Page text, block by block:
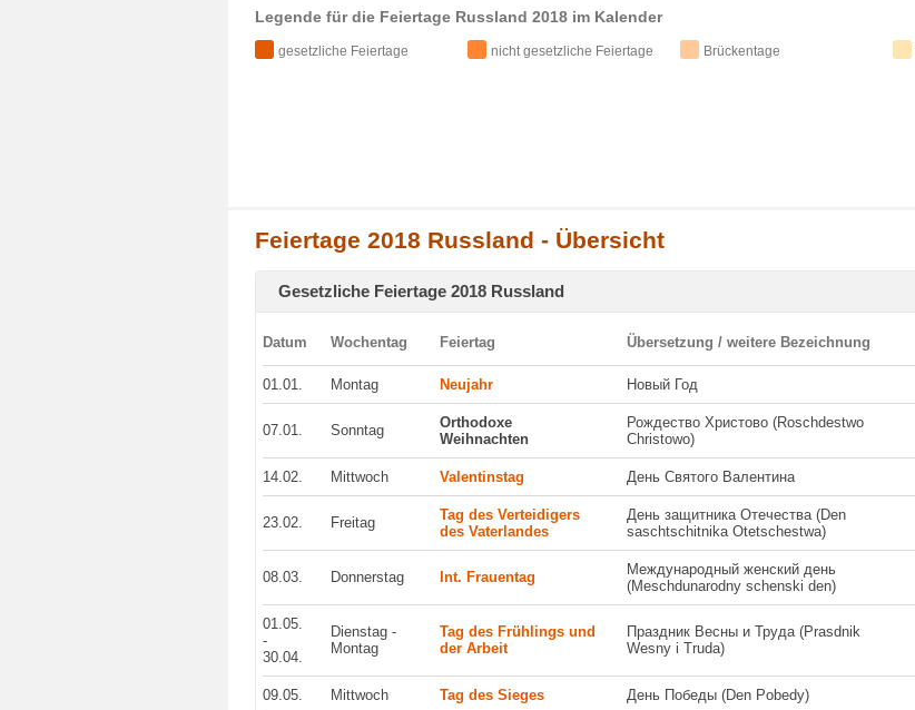
Legende für die Feiertage Russland 2018 im Kalender
gesetzliche Feiertage nicht gesetzliche Feiertage Brückentage
Feiertage 2018 Russland - Übersicht
Gesetzliche Feiertage 2018 Russland
Datum Wochentag Feiertag Übersetzung / weitere Bezeichnung
01.01. Montag Neujahr Новый Год
07.01. Sonntag
Orthodoxe
Weihnachten
Рождество Христово (Roschdestwo
Christowo)
14.02. Mittwoch Valentinstag День Святого Валентина
23.02. Freitag
Tag des Verteidigers
des Vaterlandes
День защитника Отечества (Den
saschtschitnika Otetschestwa)
08.03. Donnerstag Int. Frauentag
Международный женский день
(Meschdunarodny schenski den)
01.05.
-
30.04.
Dienstag -
Montag
Tag des Frühlings und
der Arbeit
Праздник Весны и Труда (Prasdnik
Wesny i Truda)
09.05. Mittwoch Tag des Sieges День Победы (Den Pobedy)